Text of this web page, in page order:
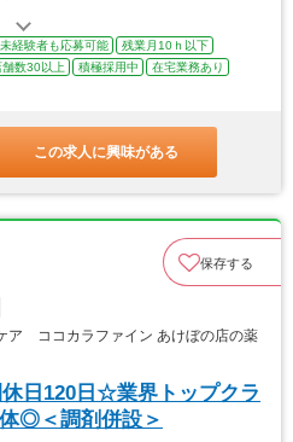
未経験者も応募可能
残業月10ｈ以下
舗数30以上 積極採用中
在宅業務あり
この求人に興味がある
保存する
ア ココカラファイン あけぼの店の薬
休日120日☆業界トップクラ
◎＜調剤併設＞